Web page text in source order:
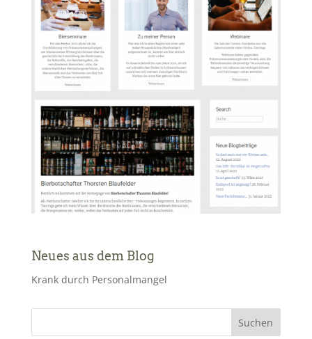
Neues aus dem Blog
Krank durch Personalmangel
Suchen